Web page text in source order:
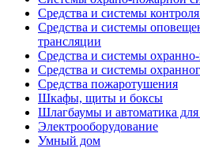
Средства и системы
Средства и системы
трансляции
Средства и системы
Средства и системы
Средства пожаротушения
Шкафы, щиты и боксы
Шлагбаумы и автоматика для
Электрооборудование
Умный дом